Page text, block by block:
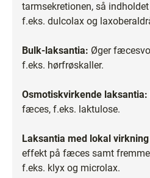
tarmsekretionen, så
f.eks. dulcolax og
Bulk-laksantia: Øger
f.eks. hørfrøskaller.
Osmotiskvirkende laksantia:
fæces, f.eks. laktulose.
Laksantia med lokal
effekt på fæces samt
f.eks. klyx og microlax.